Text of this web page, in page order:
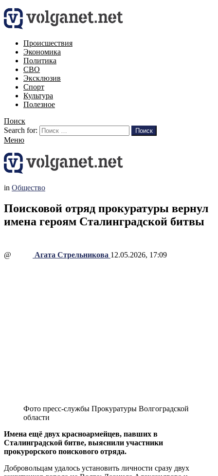
Происшествия
Экономика
Политика
СВО
Эксклюзив
Спорт
Культура
Полезное
Поиск
Search for:
Поиск
Меню
in Общество
Поисковой отряд прокуратуры вернул
имена героям Сталинградской битвы
@ Агата Стрельникова 12.05.2026, 17:09
Фото пресс-службы Прокуратуры Волгоградской
области
Имена ещё двух красноармейцев, павших в
Сталинградской битве, выяснили участники
прокурорского поискового отряда.
Добровольцам удалось установить личности сразу двух